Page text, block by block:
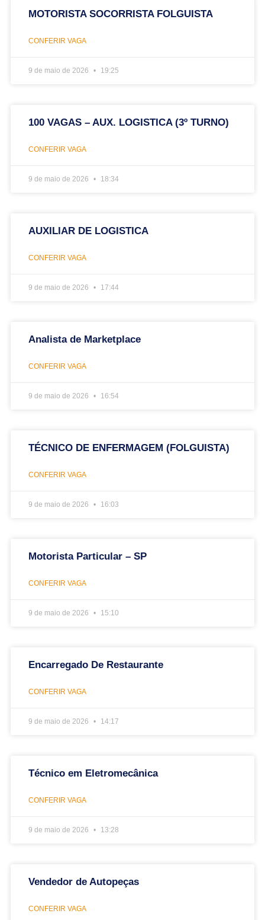
MOTORISTA SOCORRISTA FOLGUISTA
CONFERIR VAGA
9 de maio de 2026 19:25
100 VAGAS – AUX. LOGISTICA (3º TURNO)
CONFERIR VAGA
9 de maio de 2026 18:34
AUXILIAR DE LOGISTICA
CONFERIR VAGA
9 de maio de 2026 17:44
Analista de Marketplace
CONFERIR VAGA
9 de maio de 2026 16:54
TÉCNICO DE ENFERMAGEM (FOLGUISTA)
CONFERIR VAGA
9 de maio de 2026 16:03
Motorista Particular – SP
CONFERIR VAGA
9 de maio de 2026 15:10
Encarregado De Restaurante
CONFERIR VAGA
9 de maio de 2026 14:17
Técnico em Eletromecânica
CONFERIR VAGA
9 de maio de 2026 13:28
Vendedor de Autopeças
CONFERIR VAGA